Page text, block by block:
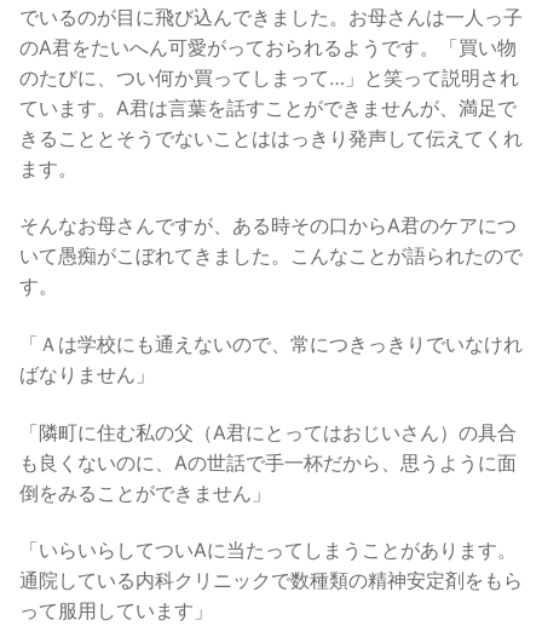
でいるのが目に飛び込んできました。お母さんは一人っ子
のA君をたいへん可愛がっておられるようです。「買い物
のたびに、つい何か買ってしまって…」と笑って説明され
ています。A君は言葉を話すことができませんが、満足で
きることとそうでないことははっきり発声して伝えてくれ
ます。
そんなお母さんですが、ある時その口からA君のケアにつ
いて愚痴がこぼれてきました。こんなことが語られたので
す。
「Ａは学校にも通えないので、常につきっきりでいなけれ
ばなりません」
「隣町に住む私の父（A君にとってはおじいさん）の具合
も良くないのに、Aの世話で手一杯だから、思うように面
倒をみることができません」
「いらいらしてついAに当たってしまうことがあります。
通院している内科クリニックで数種類の精神安定剤をもら
って服用しています」